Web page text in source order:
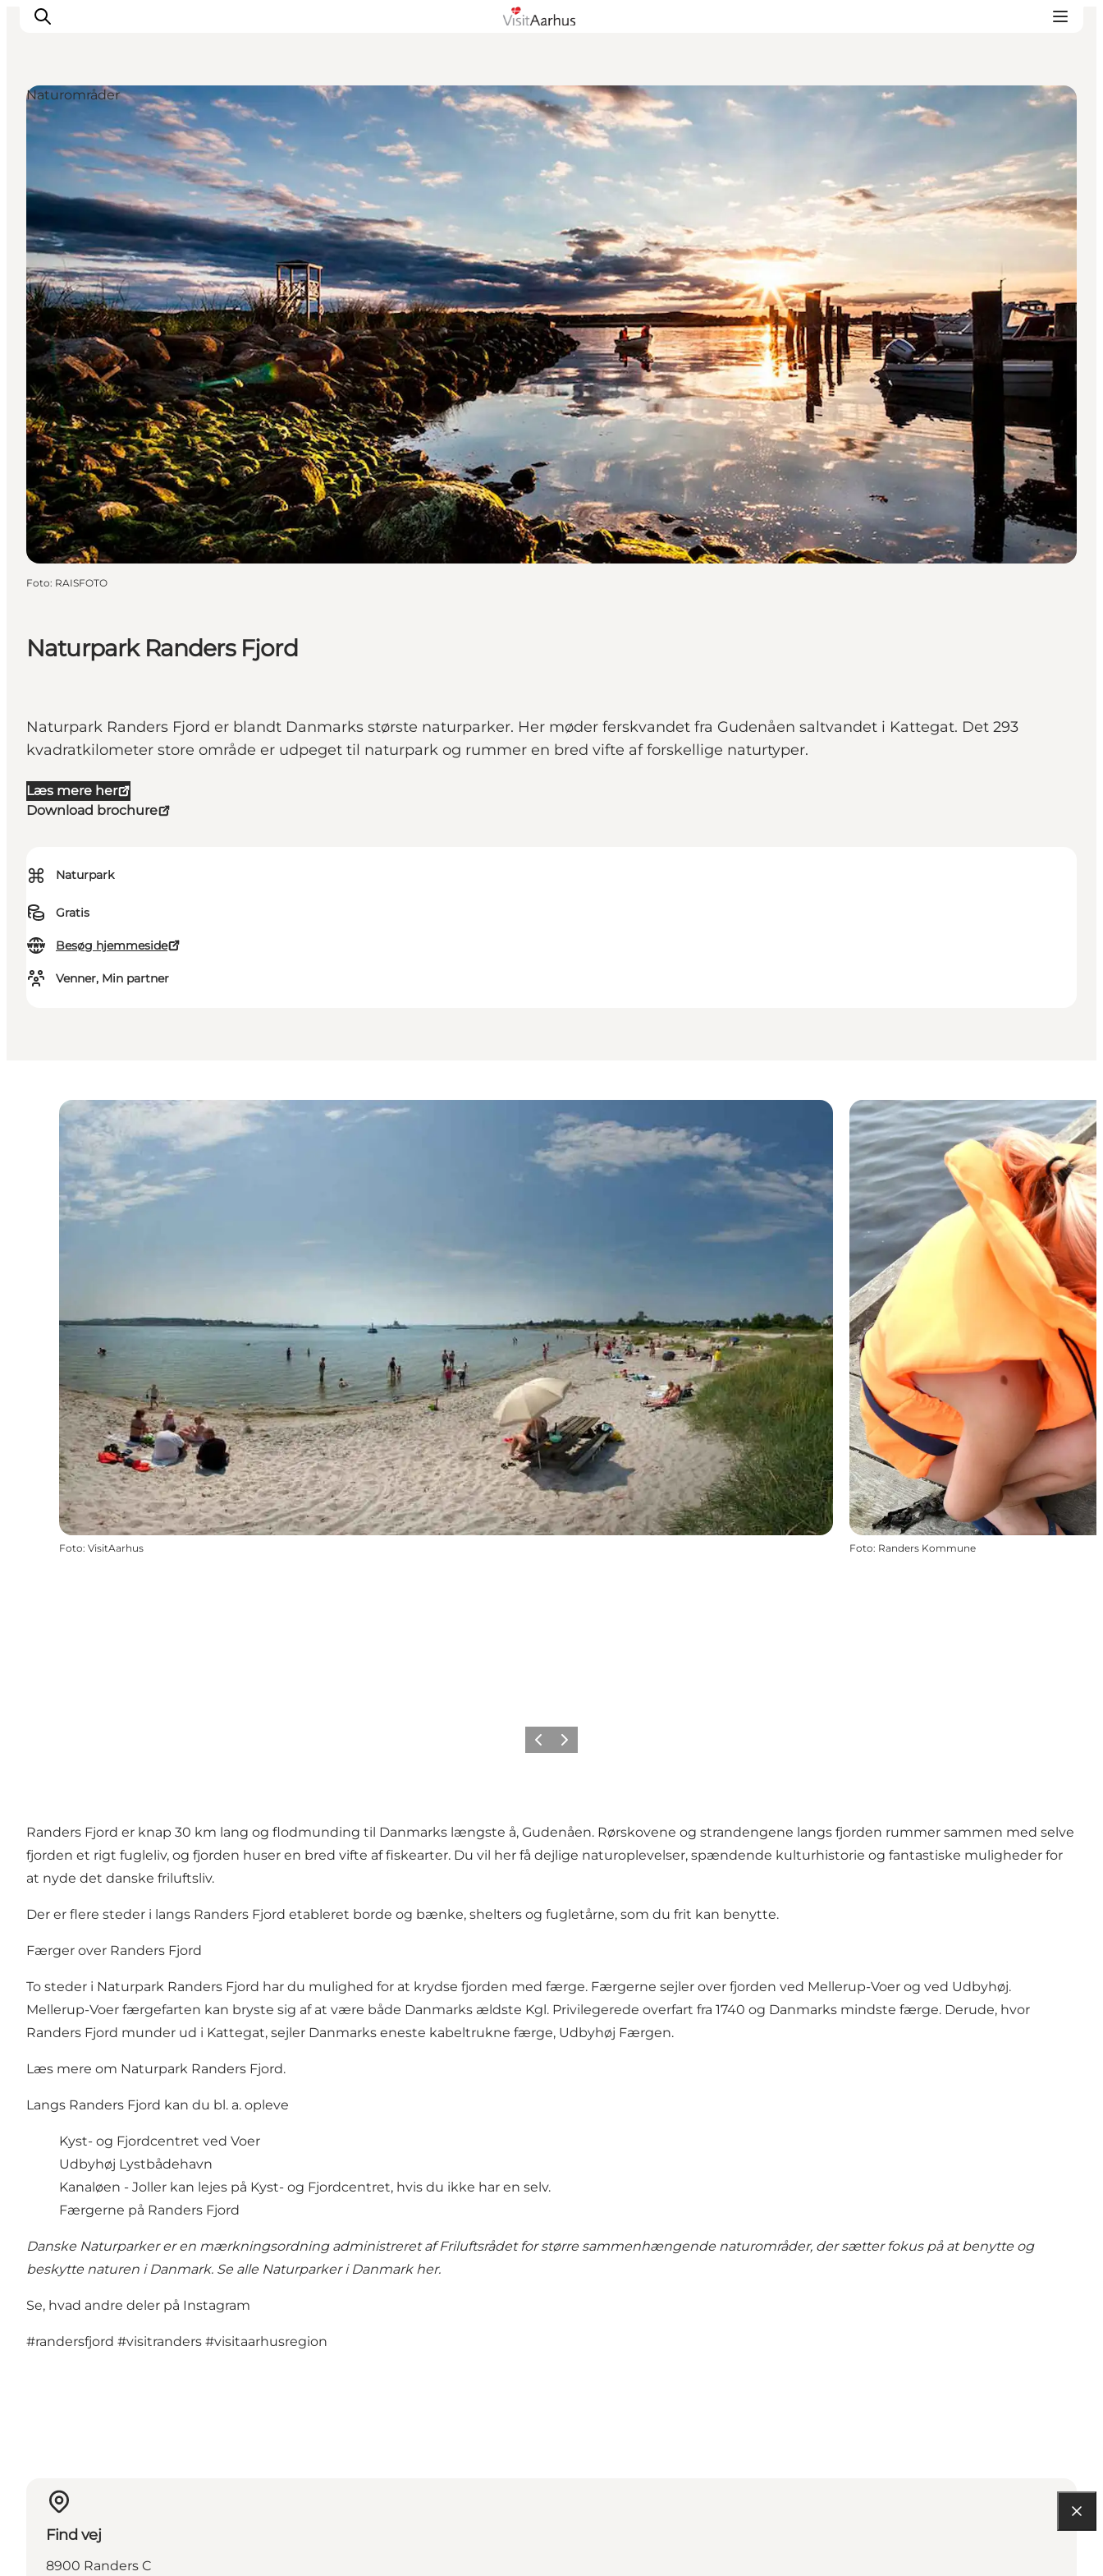
Oplevelser
Kalender
Byer og steder
Planlæg ferien
Transport
Naturpark Randers Fjord
Naturpark Randers Fjord er blandt Danmarks største naturparker. Her møder ferskvandet fra Gudenåen saltvandet i Kattegat. Det 293
kvadratkilometer store område er udpeget til naturpark og rummer en bred vifte af forskellige naturtyper.
Læs mere her
Download brochure
⌘ Naturpark
Gratis
Besøg hjemmeside
Venner, Min partner
Naturområder
Foto: RAISFOTO
Foto: VisitAarhus Foto: Randers Kommune
ForrigeNæste
Randers Fjord er knap 30 km lang og flodmunding til Danmarks længste å, Gudenåen. Rørskovene og strandengene langs fjorden rummer sammen med selve
fjorden et rigt fugleliv, og fjorden huser en bred vifte af fiskearter. Du vil her få dejlige naturoplevelser, spændende kulturhistorie og fantastiske muligheder for
at nyde det danske friluftsliv.
Der er flere steder i langs Randers Fjord etableret borde og bænke, shelters og fugletårne, som du frit kan benytte.
Færger over Randers Fjord
To steder i Naturpark Randers Fjord har du mulighed for at krydse fjorden med færge. Færgerne sejler over fjorden ved Mellerup-Voer og ved Udbyhøj.
Mellerup-Voer færgefarten kan bryste sig af at være både Danmarks ældste Kgl. Privilegerede overfart fra 1740 og Danmarks mindste færge. Derude, hvor
Randers Fjord munder ud i Kattegat, sejler Danmarks eneste kabeltrukne færge, Udbyhøj Færgen.
Læs mere om Naturpark Randers Fjord.
Langs Randers Fjord kan du bl. a. opleve
Kyst- og Fjordcentret ved Voer
Udbyhøj Lystbådehavn
Kanaløen - Joller kan lejes på Kyst- og Fjordcentret, hvis du ikke har en selv.
Færgerne på Randers Fjord
Danske Naturparker er en mærkningsordning administreret af Friluftsrådet for større sammenhængende naturområder, der sætter fokus på at benytte og
beskytte naturen i Danmark. Se alle Naturparker i Danmark her.
Se, hvad andre deler på Instagram
#randersfjord #visitranders #visitaarhusregion
Find vej
8900 Randers C